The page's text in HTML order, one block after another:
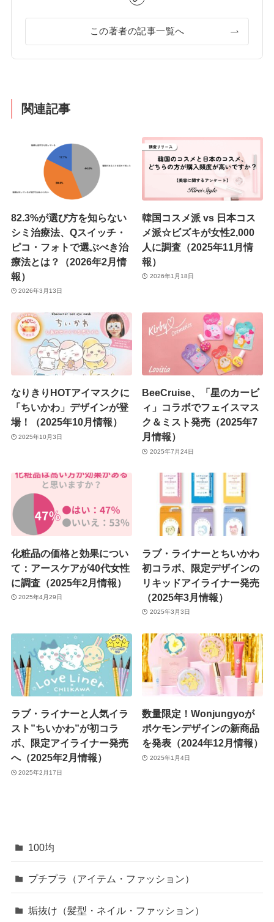
この著者の記事一覧へ
関連記事
82.3%が選び方を知らない
シミ治療法、Qスイッチ・
ピコ・フォトで選ぶべき治
療法とは？（2026年2月情
報）
2026年3月13日
韓国コスメ派 vs 日本コス
メ派☆ビズキが女性2,000
人に調査（2025年11月情
報）
2026年1月18日
なりきりHOTアイマスクに
「ちいかわ」デザインが登
場！（2025年10月情報）
2025年10月3日
BeeCruise、「星のカービ
ィ」コラボでフェイスマス
ク＆ミスト発売（2025年7
月情報）
2025年7月24日
化粧品の価格と効果につい
て：アースケアが40代女性
に調査（2025年2月情報）
2025年4月29日
ラブ・ライナーとちいかわ
初コラボ、限定デザインの
リキッドアイライナー発売
（2025年3月情報）
2025年3月3日
ラブ・ライナーと人気イラ
スト”ちいかわ”が初コラ
ボ、限定アイライナー発売
へ（2025年2月情報）
2025年2月17日
数量限定！Wonjungyoが
ポケモンデザインの新商品
を発表（2024年12月情報）
2025年1月4日
100均
プチプラ（アイテム・ファッション）
垢抜け（髪型・ネイル・ファッション）